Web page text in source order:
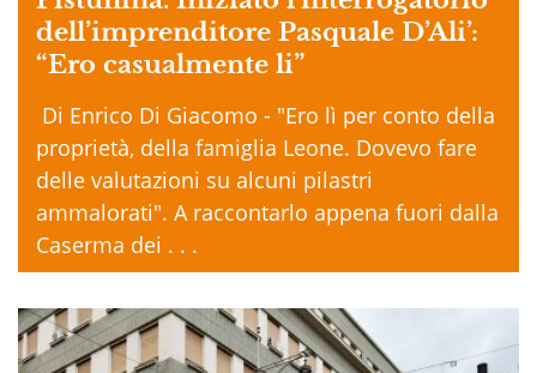
dell’imprenditore Pasquale D’Ali’:
“Ero casualmente li”
Di Enrico Di Giacomo - "Ero lì per conto della
proprietà, della famiglia Leone. Dovevo fare
delle valutazioni su alcuni pilastri
ammalorati". A raccontarlo appena fuori dalla
Caserma dei . . .